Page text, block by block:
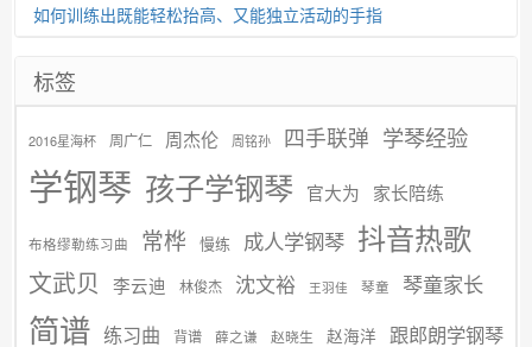
如何训练出既能轻松抬高、又能独立活动的手指
标签
2016星海杯 周广仁 周杰伦 周铭孙 四手联弹 学琴经验
学钢琴 孩子学钢琴 官大为 家长陪练
布格缪勒练习曲 常桦 慢练 成人学钢琴 抖音热歌
文武贝 李云迪 林俊杰 沈文裕 王羽佳 琴童 琴童家长
简谱 练习曲 背谱 薛之谦 赵晓生 赵海洋 跟郎朗学钢琴